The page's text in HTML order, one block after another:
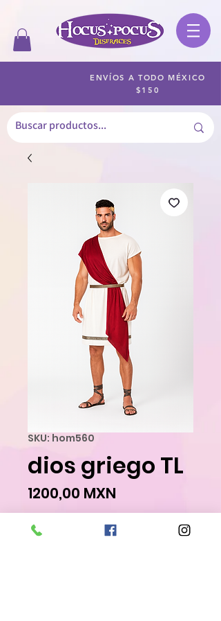
ENVÍOS A TODO MÉXICO
$150
SKU: hom560
dios griego TL
1200,00 MXN
Agregar al carrito